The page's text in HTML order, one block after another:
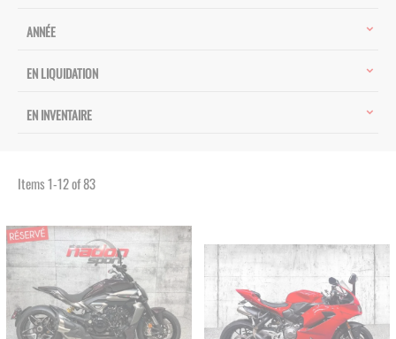
ANNÉE
EN LIQUIDATION
EN INVENTAIRE
Items1-12of83